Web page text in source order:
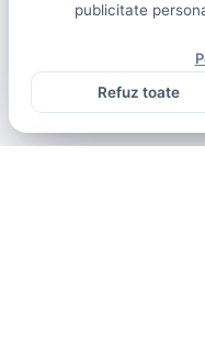
SHOWBIZ
BARRY KEOGHAN SE
ACTORIE DIN CAUZA
DENISA ENACHE
publicitate
Refuz toate